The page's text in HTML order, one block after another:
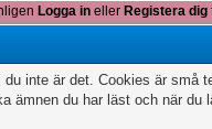
Logga in eller Registera dig
inte är det. Cookies är
du har läst och när